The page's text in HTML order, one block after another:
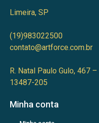
Limeira, SP
(19)983022500
contato@artforce.com.br
R. Natal Paulo Gulo, 467
13487-205
Minha conta